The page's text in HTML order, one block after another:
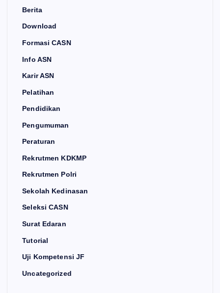
Berita
Download
Formasi CASN
Info ASN
Karir ASN
Pelatihan
Pendidikan
Pengumuman
Peraturan
Rekrutmen KDKMP
Rekrutmen Polri
Sekolah Kedinasan
Seleksi CASN
Surat Edaran
Tutorial
Uji Kompetensi JF
Uncategorized